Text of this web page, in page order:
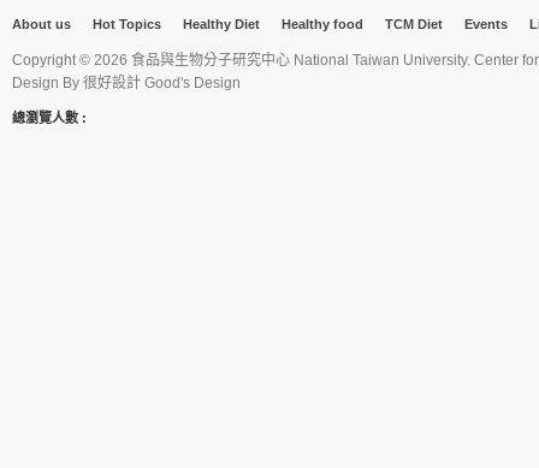
About us Hot Topics Healthy Diet Healthy food TCM Diet Events
Copyright © 2026 食品與生物分子研究中心 National Taiwan University. Center
Design By 很好設計 Good's Design
總瀏覽人數 :